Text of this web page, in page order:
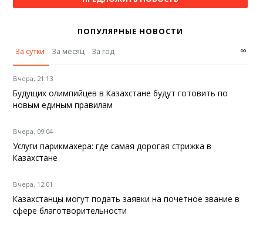
ПОПУЛЯРНЫЕ НОВОСТИ
За сутки
За месяц За год ∞
Вчера, 21:13
Будущих олимпийцев в Казахстане будут готовить по
новым единым правилам
Вчера, 09:04
Услуги парикмахера: где самая дорогая стрижка в
Казахстане
Вчера, 12:01
Казахстанцы могут подать заявки на почетное звание в
сфере благотворительности